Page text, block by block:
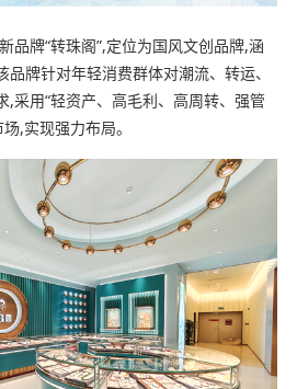
品牌“转珠阁”,定位为国风文创品牌,涵
牌针对年轻消费群体对潮流、转运、
,采用“轻资产、高毛利、高周转、强管
,实现强力布局。